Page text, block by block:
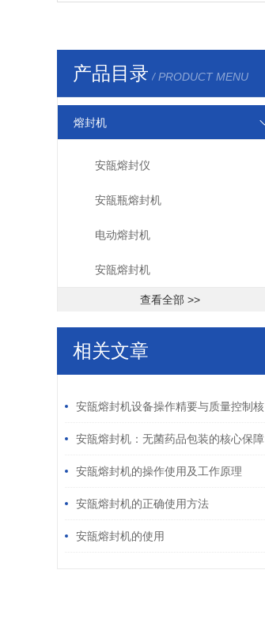
产品目录 / PRODUCT MENU
熔封机
安瓿熔封仪
安瓿瓶熔封机
电动熔封机
安瓿熔封机
查看全部 >>
相关文章
安瓿熔封机设备操作精要与质量控制核
心 安瓿熔封机：无菌药品包装的核心保障
与标准化操作流程
安瓿熔封机的操作使用及工作原理
安瓿熔封机的正确使用方法
安瓿熔封机的使用